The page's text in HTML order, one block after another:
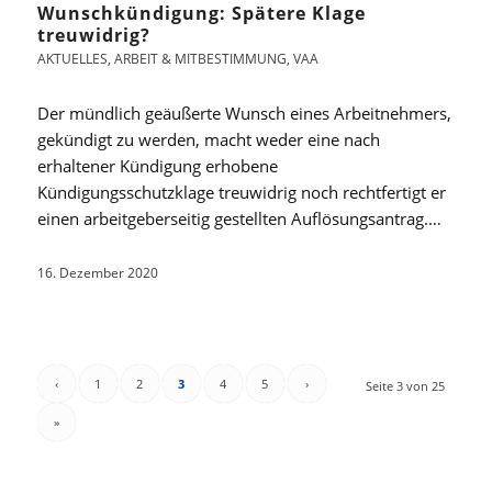
Wunschkündigung: Spätere Klage
treuwidrig?
AKTUELLES, ARBEIT & MITBESTIMMUNG, VAA
Der mündlich geäußerte Wunsch eines Arbeitnehmers,
gekündigt zu werden, macht weder eine nach
erhaltener Kündigung erhobene
Kündigungsschutzklage treuwidrig noch rechtfertigt er
einen arbeitgeberseitig gestellten Auflösungsantrag.…
16. Dezember 2020
Seite 3 von 25
‹ 1 2 3 4 5 ›
»